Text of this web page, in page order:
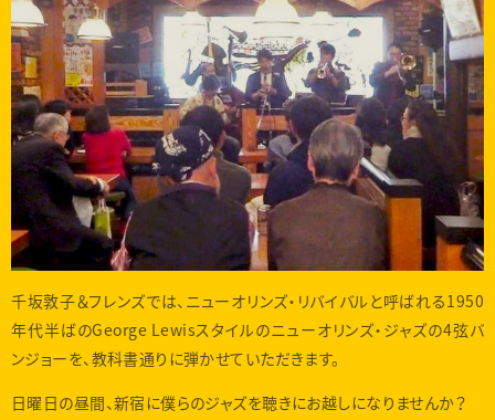
千坂敦子＆フレンズでは、ニューオリンズ・リバイバルと呼ばれる1950
年代半ばのGeorge Lewisスタイルのニューオリンズ・ジャズの4弦バ
ンジョーを、教科書通りに弾かせていただきます。
日曜日の昼間、新宿に僕らのジャズを聴きにお越しになりませんか？